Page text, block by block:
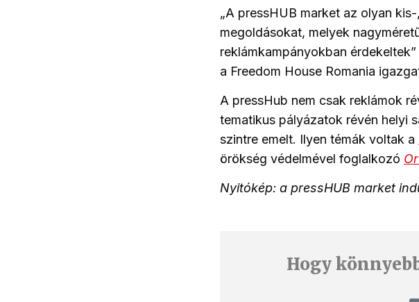
„A pressHUB market az olyan
megoldásokat, melyek
reklámkampányokban
a Freedom House Romania
A pressHub nem csak reklámok
tematikus pályázatok révén helyi
szintre emelt. Ilyen témák voltak a
örökség védelmével foglalkozó
Nyitókép: a pressHUB market
Hogy